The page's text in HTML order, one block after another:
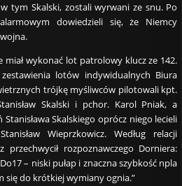
tym Skalski, zostali wyrwani ze snu. Po
dowiedzieli się, że Niemcy
miał wykonać lot patrolowy klucz ze 142.
zestawienia lotów indywidualnych Biura
trójkę myśliwców pilotowali kpt.
Skalski i pchor. Karol Pniak, a
Skalskiego oprócz niego lecieli
Wieprzkowicz. Według relacji
rozpoznawczego Dorniera:
– niski pułap i znaczna szybkość npla
się do krótkiej wymiany ognia.”